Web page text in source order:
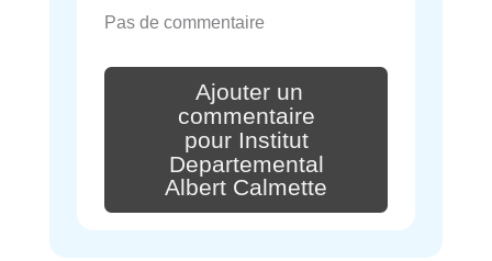
Pas de commentaire
Ajouter un
commentaire
pour Institut
Departemental
Albert Calmette